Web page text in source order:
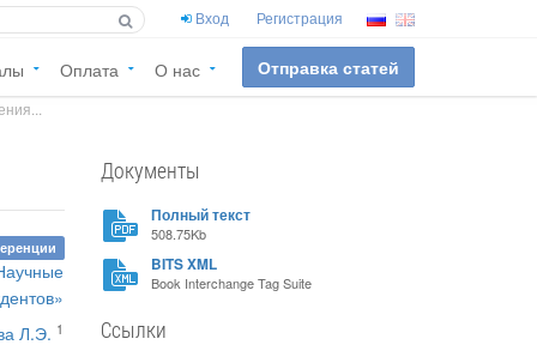
Вход Регистрация
Оплата О нас Отправка статей
Л.Э. 1
Документы
Полный текст
508.75Kb
BITS XML
Book Interchange Tag Suite
Ссылки